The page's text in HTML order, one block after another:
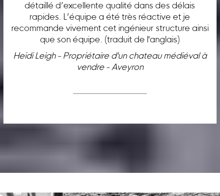
détaillé d’excellente qualité dans des délais
rapides. L’équipe a été très réactive et je
recommande vivement cet ingénieur structure ainsi
que son équipe. (traduit de l'anglais)
Heidi Leigh - Propriétaire d'un chateau médiéval à
vendre - Aveyron